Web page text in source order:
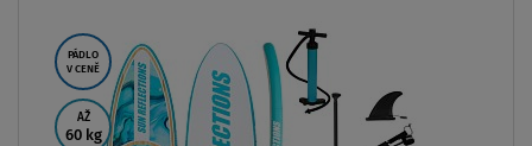
PÁDLO
V CENĚ
AŽ
60 kg